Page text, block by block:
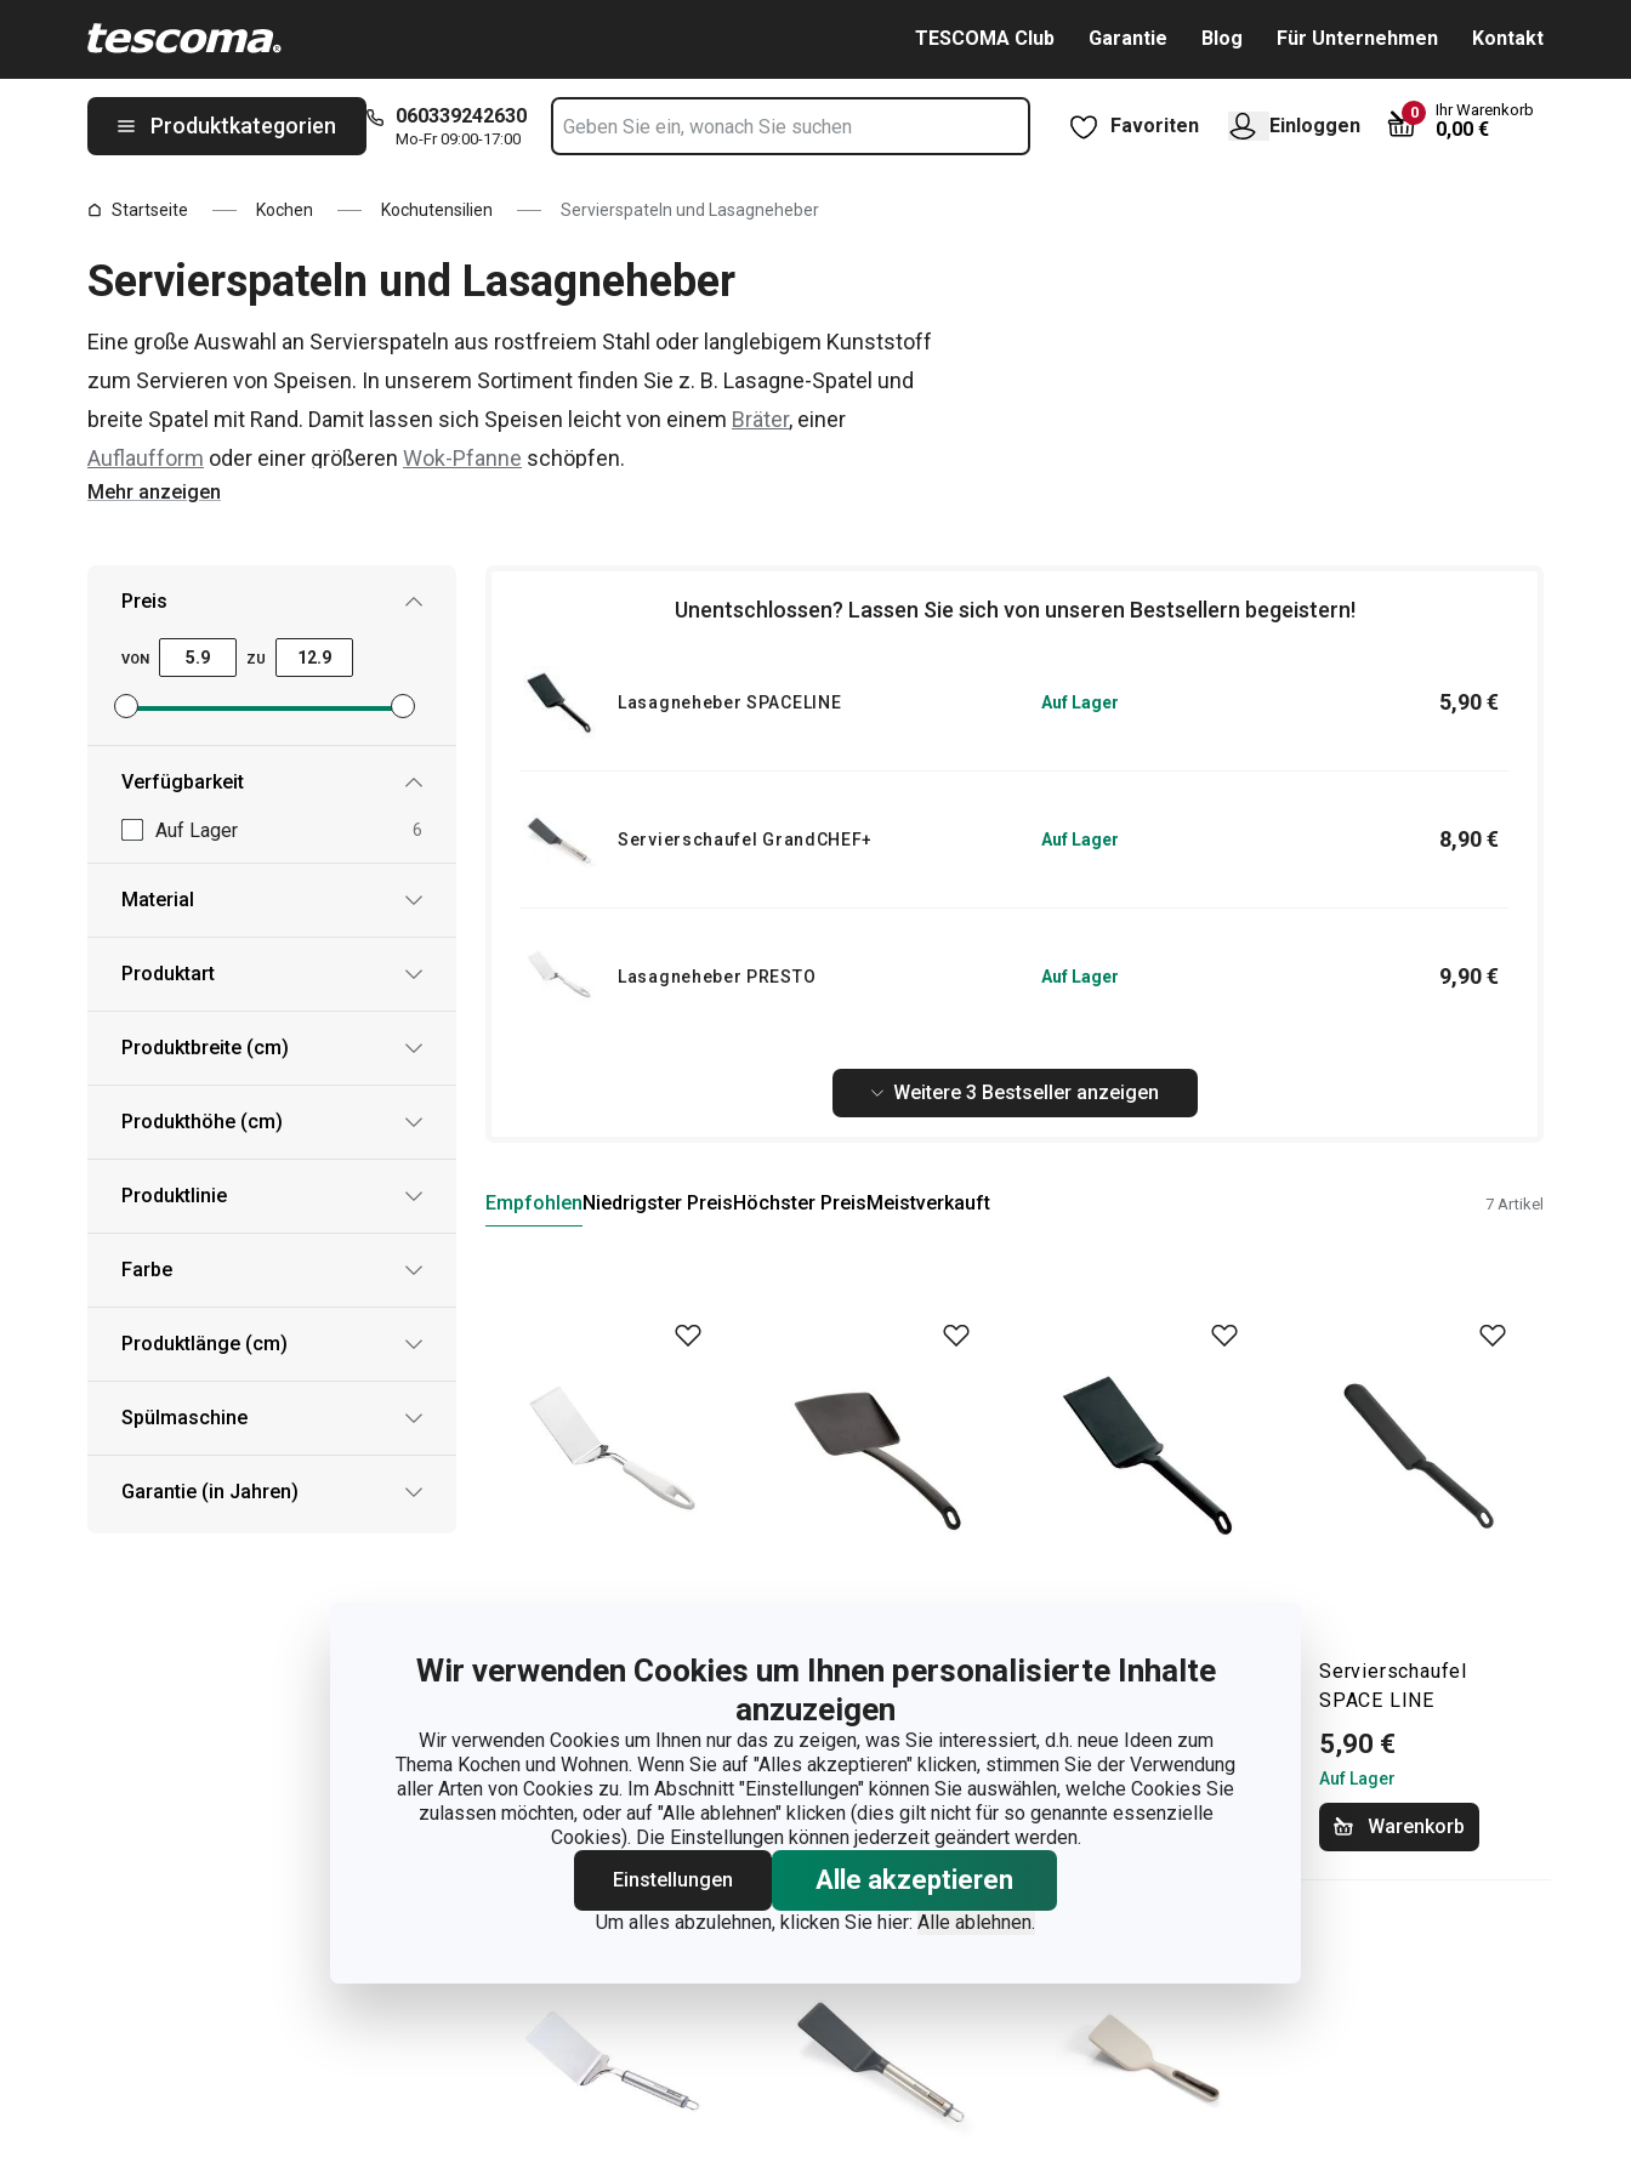
Wir verwenden Cookies um Ihnen personalisierte Inhalte
anzuzeigen
Wir verwenden Cookies um Ihnen nur das zu zeigen, was Sie interessiert, d.h. neue Ideen zum
Thema Kochen und Wohnen. Wenn Sie auf "Alles akzeptieren" klicken, stimmen Sie der Verwendung
aller Arten von Cookies zu. Im Abschnitt "Einstellungen" können Sie auswählen, welche Cookies Sie
zulassen möchten, oder auf "Alle ablehnen" klicken (dies gilt nicht für so genannte essenzielle
Cookies). Die Einstellungen können jederzeit geändert werden.
Einstellungen
Alle akzeptieren
Um alles abzulehnen, klicken Sie hier: Alle ablehnen.
TESCOMA Club Garantie Blog Für Unternehmen Kontakt
Produktkategorien 060339242630
Mo-Fr 09:00-17:00
Favoriten Einloggen
0 Ihr Warenkorb
0,00 €
Startseite Kochen Kochutensilien Servierspateln und Lasagneheber
Servierspateln und Lasagneheber
Eine große Auswahl an Servierspateln aus rostfreiem Stahl oder langlebigem Kunststoff
zum Servieren von Speisen. In unserem Sortiment finden Sie z. B. Lasagne-Spatel und
breite Spatel mit Rand. Damit lassen sich Speisen leicht von einem Bräter, einer
Auflaufform oder einer größeren Wok-Pfanne schöpfen.
Mehr anzeigen
Preis
VON ZU
Mindestpreisfilter festlegen
Höchstpreisfilter festlegen
Verfügbarkeit
Auf Lager 6
Material
Produktart
Produktbreite (cm)
Produkthöhe (cm)
Produktlinie
Farbe
Produktlänge (cm)
Spülmaschine
Garantie (in Jahren)
Unentschlossen? Lassen Sie sich von unseren Bestsellern begeistern!
Lasagneheber SPACELINE Auf Lager 5,90 €
Servierschaufel GrandCHEF+ Auf Lager 8,90 €
Lasagneheber PRESTO Auf Lager 9,90 €
Weitere 3 Bestseller anzeigen
EmpfohlenNiedrigster PreisHöchster PreisMeistverkauft 7 Artikel
Lasagneheber
9,90 €
Auf Lager
Warenkorb
Breite Schaufel
SPACE LINE
10,90 €
Auf Lager
Warenkorb
Lasagneheber
5,90 €
Auf Lager
Warenkorb
Servierschaufel
SPACE LINE
5,90 €
Auf Lager
Warenkorb